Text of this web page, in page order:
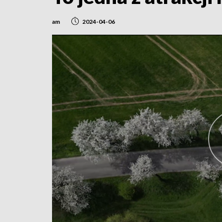
am 2024-04-06